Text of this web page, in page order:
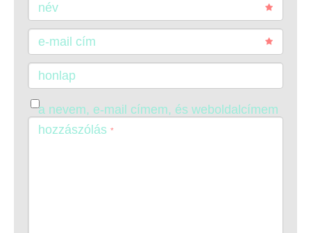
név
e-mail cím
honlap
a nevem, e-mail címem, és weboldalcímem
mentése a böngészőben a következő
hozzászólás *